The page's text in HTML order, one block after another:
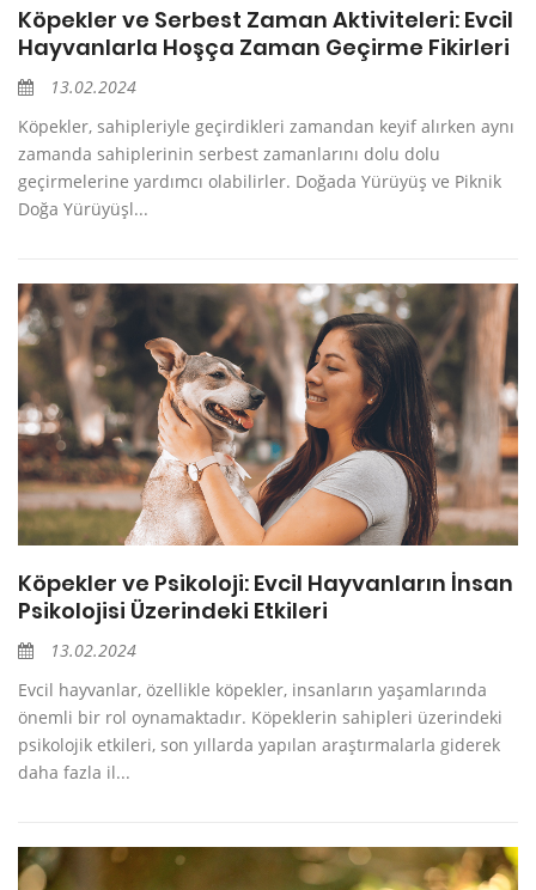
Köpekler ve Serbest Zaman Aktiviteleri: Evcil
Hayvanlarla Hoşça Zaman Geçirme Fikirleri
13.02.2024
Köpekler, sahipleriyle geçirdikleri zamandan keyif alırken aynı
zamanda sahiplerinin serbest zamanlarını dolu dolu
geçirmelerine yardımcı olabilirler. Doğada Yürüyüş ve Piknik
Doğa Yürüyüşl...
Köpekler ve Psikoloji: Evcil Hayvanların İnsan
Psikolojisi Üzerindeki Etkileri
13.02.2024
Evcil hayvanlar, özellikle köpekler, insanların yaşamlarında
önemli bir rol oynamaktadır. Köpeklerin sahipleri üzerindeki
psikolojik etkileri, son yıllarda yapılan araştırmalarla giderek
daha fazla il...